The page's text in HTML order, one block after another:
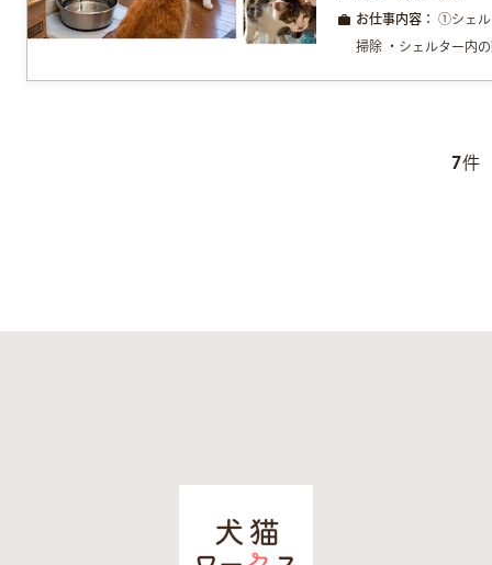
お仕事内容： ①シェル
掃除 ・シェルター内
7件